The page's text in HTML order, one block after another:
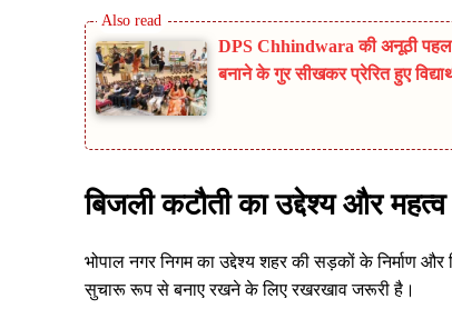
DPS Chhindwara की अनूठी
बनाने के गुर सीखकर प्रेरित हुए
बिजली कटौती का उद्देश्य और महत्व
भोपाल नगर निगम का उद्देश्य शहर की सड़कों के निर्माण
सुचारू रूप से बनाए रखने के लिए रखरखाव जरूरी है।